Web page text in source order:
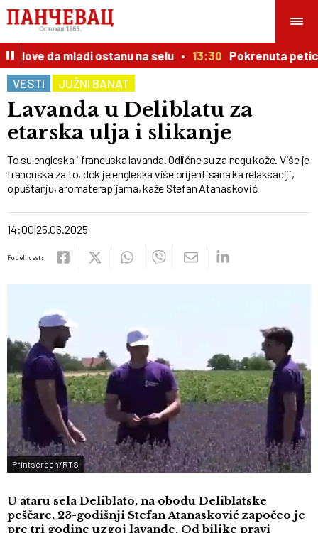
da mladi ostanu na selu 13:30 Pokrenuta peticija
VESTI
JUŽNI BANAT
Lavanda u Deliblatu za
etarska ulja i slikanje
To su engleska i francuska lavanda. Odlične su za negu kože. Više je
francuska za to, dok je engleska više orijentisana ka relaksaciji,
opuštanju, aromaterapijama, kaže Stefan Atanasković
14:00 25.06.2025
Podeli vest:
Printscreen/RTS
U ataru sela Deliblato, na obodu Deliblatske
peščare, 23-godišnji Stefan Atanasković započeo je
pre tri godine uzgoj lavande. Od biljke pravi